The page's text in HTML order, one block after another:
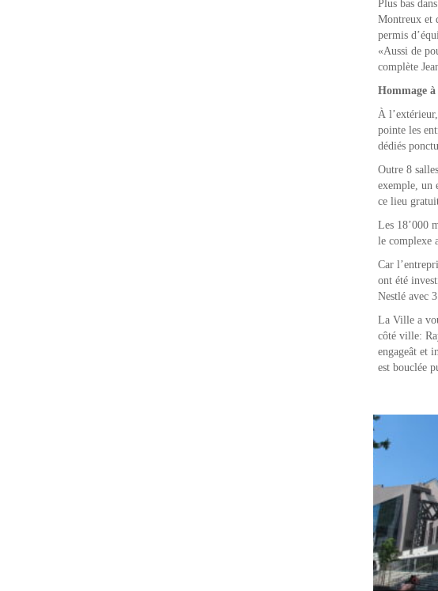
Plus bas
Montreux et
permis
«Aussi de
complète
Hommage
À
pointe les
dédiés
Outre 8
exemple, un
ce lieu
Les 18’000
le complexe
Car
ont été
Nestlé avec
La Ville a
côté ville:
engageât et
est bouclée